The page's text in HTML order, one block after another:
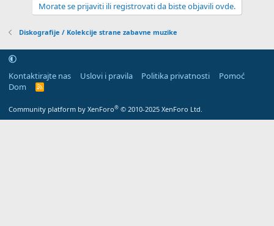
Morate se prijaviti ili registrovati da biste objavili ovde.
Diskografije / Kolekcije strane zabavne muzike
Kontaktirajte nas Uslovi i pravila Politika privatnosti
Pomoć
Dom
R
Community platform by XenForo® © 2010-2025 XenForo Ltd.